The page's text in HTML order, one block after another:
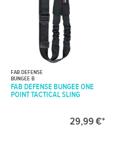
FAB DEFENSE
BUNGEE B
FAB DEFENSE BUNGEE ONE
POINT TACTICAL SLING
29,99 €*